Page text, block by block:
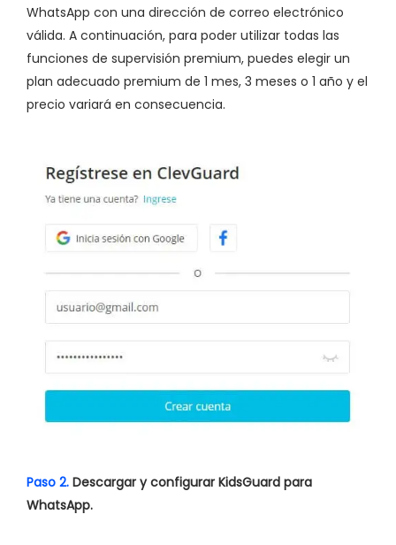
WhatsApp con una dirección de correo electrónico
válida. A continuación, para poder utilizar todas las
funciones de supervisión premium, puedes elegir un
plan adecuado premium de 1 mes, 3 meses o 1 año y el
precio variará en consecuencia.
Paso 2. Descargar y configurar KidsGuard para
WhatsApp.